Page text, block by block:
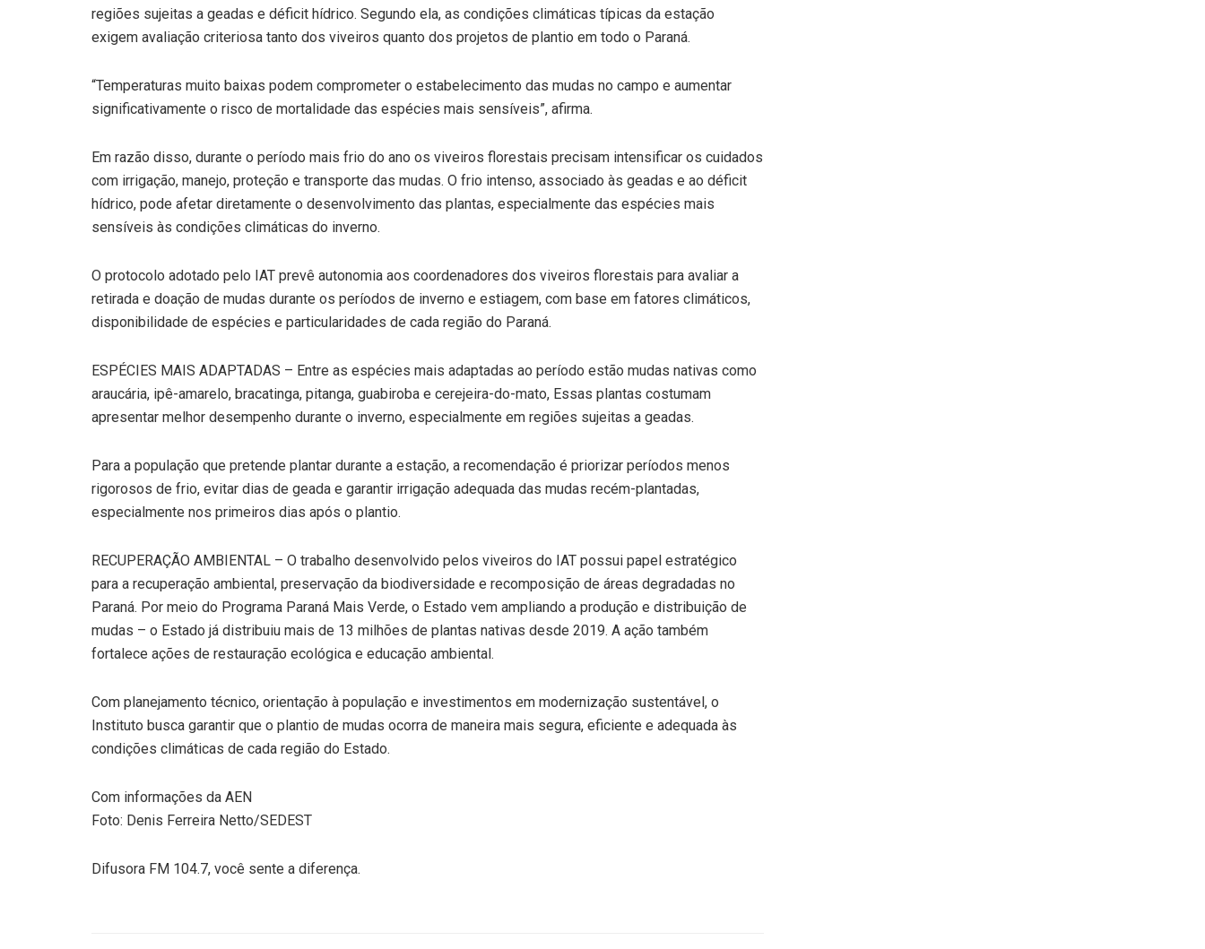
regiões sujeitas a geadas e déficit hídrico. Segundo ela, as condições climáticas típicas da estação
exigem avaliação criteriosa tanto dos viveiros quanto dos projetos de plantio em todo o Paraná.
“Temperaturas muito baixas podem comprometer o estabelecimento das mudas no campo e aumentar
significativamente o risco de mortalidade das espécies mais sensíveis”, afirma.
Em razão disso, durante o período mais frio do ano os viveiros florestais precisam intensificar os cuidados
com irrigação, manejo, proteção e transporte das mudas. O frio intenso, associado às geadas e ao déficit
hídrico, pode afetar diretamente o desenvolvimento das plantas, especialmente das espécies mais
sensíveis às condições climáticas do inverno.
O protocolo adotado pelo IAT prevê autonomia aos coordenadores dos viveiros florestais para avaliar a
retirada e doação de mudas durante os períodos de inverno e estiagem, com base em fatores climáticos,
disponibilidade de espécies e particularidades de cada região do Paraná.
ESPÉCIES MAIS ADAPTADAS – Entre as espécies mais adaptadas ao período estão mudas nativas como
araucária, ipê-amarelo, bracatinga, pitanga, guabiroba e cerejeira-do-mato, Essas plantas costumam
apresentar melhor desempenho durante o inverno, especialmente em regiões sujeitas a geadas.
Para a população que pretende plantar durante a estação, a recomendação é priorizar períodos menos
rigorosos de frio, evitar dias de geada e garantir irrigação adequada das mudas recém-plantadas,
especialmente nos primeiros dias após o plantio.
RECUPERAÇÃO AMBIENTAL – O trabalho desenvolvido pelos viveiros do IAT possui papel estratégico
para a recuperação ambiental, preservação da biodiversidade e recomposição de áreas degradadas no
Paraná. Por meio do Programa Paraná Mais Verde, o Estado vem ampliando a produção e distribuição de
mudas – o Estado já distribuiu mais de 13 milhões de plantas nativas desde 2019. A ação também
fortalece ações de restauração ecológica e educação ambiental.
Com planejamento técnico, orientação à população e investimentos em modernização sustentável, o
Instituto busca garantir que o plantio de mudas ocorra de maneira mais segura, eficiente e adequada às
condições climáticas de cada região do Estado.
Com informações da AEN
Foto: Denis Ferreira Netto/SEDEST
Difusora FM 104.7, você sente a diferença.